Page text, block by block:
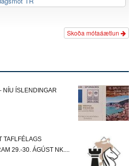
Skoða mótaáætlun
NÍU ÍSLENDINGAR
TAFLFÉLAGS
29.-30. ÁGÚST NK....